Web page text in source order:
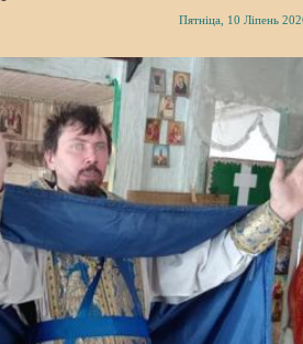
Пятніца, 10 Ліпень